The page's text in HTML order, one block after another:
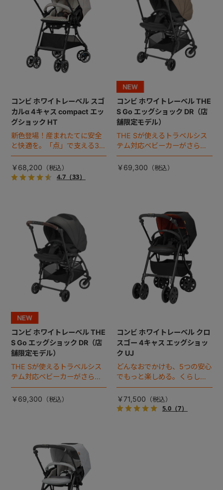
コンビ ホワイトレーベル スゴ
カルα 4キャス compact エッ
グショック HT
新色登場！産まれたてに安全
と快適を。「点」で支える3D
エッグショックを新搭載！マ
マにも赤ちゃんにも嬉しい機
能満載のオート4キャスベビー
￥68,200
4.7（33）
コンビ ホワイトレーベル THE
S Go エッグショック DR（店
舗限定モデル）
THE Sが使えるトラベルシス
テム対応ベビーカーがさらに
進化！
￥69,300
コンビ ホワイトレーベル THE
S Go エッグショック DR（店
舗限定モデル）
THE Sが使えるトラベルシス
テム対応ベビーカーがさらに
進化！
￥69,300
コンビ ホワイトレーベル クロ
スゴー 4キャス エッグショッ
ク UJ
どんなおでかけも、5つの安心
でもっと楽しめる。くらし
に、気持ちに、余裕が生まれ
るプレミアムベビーカーで
す。
￥71,500
5.0（7）